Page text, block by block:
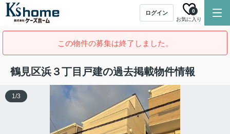
ログイン
お気に入り
0
この物件の募集は終了しました。
鶴見区浜３丁目戸建の過去掲載物件情報
1/3